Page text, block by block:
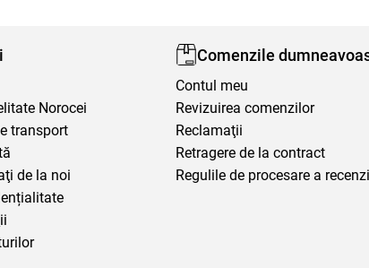
Norocei
transport
de la noi
Comenzile
Contul meu
Revizuirea comenzilor
Reclamaţii
Retragere de la contract
Regulile de procesare a